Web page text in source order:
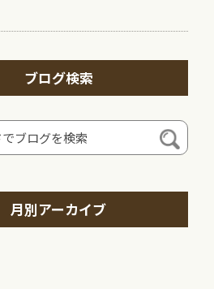
ブログ検索
月別アーカイブ